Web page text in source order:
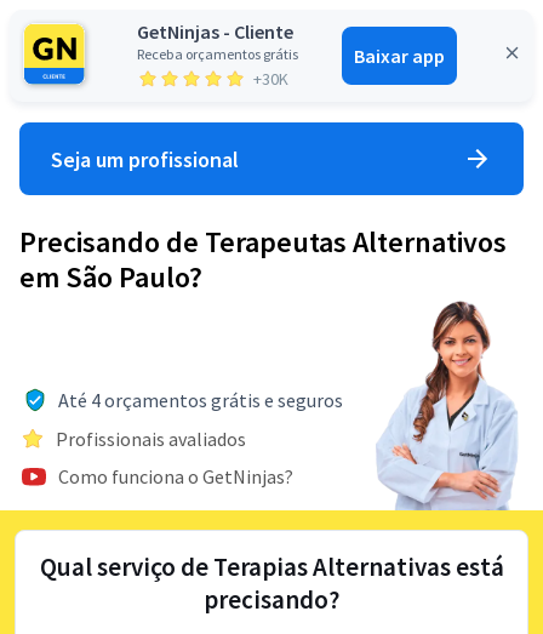
GetNinjas - Cliente
Receba orçamentos grátis
+30K
Baixar app
Entrar
Seja um profissional
Precisando de Terapeutas Alternativos
em São Paulo?
Até 4 orçamentos grátis e seguros
Profissionais avaliados
Como funciona o GetNinjas?
Qual serviço de Terapias Alternativas está
precisando?